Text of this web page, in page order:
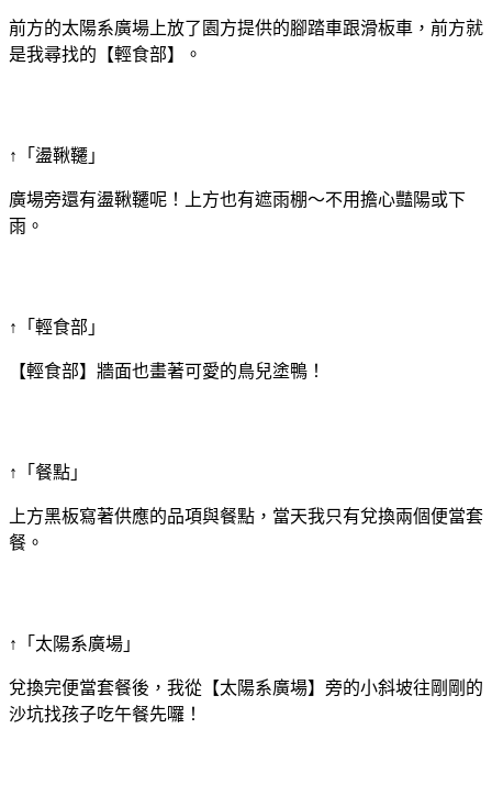
前方的太陽系廣場上放了園方提供的腳踏車跟滑板車，前方就
是我尋找的【輕食部】。
↑「盪鞦韆」
廣場旁還有盪鞦韆呢！上方也有遮雨棚～不用擔心豔陽或下
雨。
↑「輕食部」
【輕食部】牆面也畫著可愛的鳥兒塗鴨！
↑「餐點」
上方黑板寫著供應的品項與餐點，當天我只有兌換兩個便當套
餐。
↑「太陽系廣場」
兌換完便當套餐後，我從【太陽系廣場】旁的小斜坡往剛剛的
沙坑找孩子吃午餐先囉！